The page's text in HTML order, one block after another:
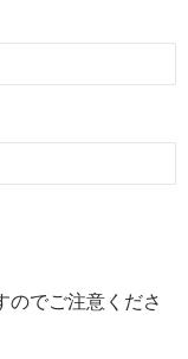
のでご注意くださ